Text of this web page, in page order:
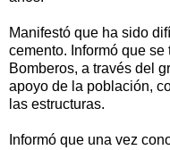
Manifestó que ha sido
cemento. Informó que
Bomberos, a través del
apoyo de la población,
las estructuras.
Informó que una vez